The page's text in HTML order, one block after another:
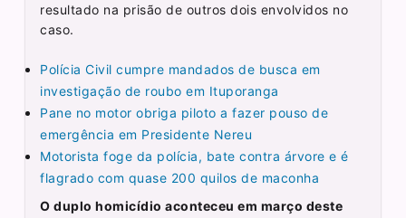
resultado na prisão de outros dois envolvidos no
caso.
Polícia Civil cumpre mandados de busca em
investigação de roubo em Ituporanga
Pane no motor obriga piloto a fazer pouso de
emergência em Presidente Nereu
Motorista foge da polícia, bate contra árvore e é
flagrado com quase 200 quilos de maconha
O duplo homicídio aconteceu em março deste